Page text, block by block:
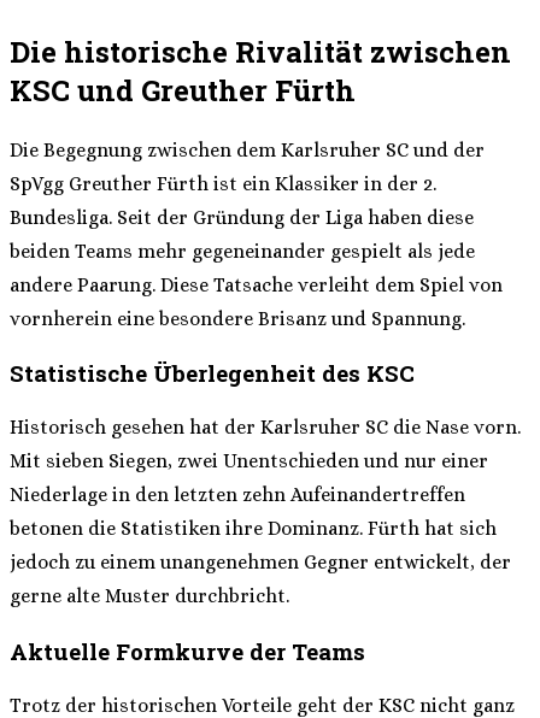
Die historische Rivalität zwischen
KSC und Greuther Fürth
Die Begegnung zwischen dem Karlsruher SC und der
SpVgg Greuther Fürth ist ein Klassiker in der 2.
Bundesliga. Seit der Gründung der Liga haben diese
beiden Teams mehr gegeneinander gespielt als jede
andere Paarung. Diese Tatsache verleiht dem Spiel von
vornherein eine besondere Brisanz und Spannung.
Statistische Überlegenheit des KSC
Historisch gesehen hat der Karlsruher SC die Nase vorn.
Mit sieben Siegen, zwei Unentschieden und nur einer
Niederlage in den letzten zehn Aufeinandertreffen
betonen die Statistiken ihre Dominanz. Fürth hat sich
jedoch zu einem unangenehmen Gegner entwickelt, der
gerne alte Muster durchbricht.
Aktuelle Formkurve der Teams
Trotz der historischen Vorteile geht der KSC nicht ganz